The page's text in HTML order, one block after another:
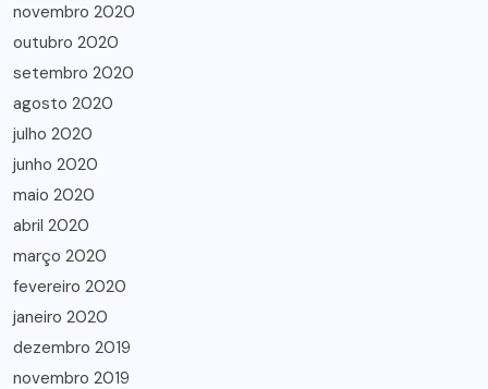
novembro 2020
outubro 2020
setembro 2020
agosto 2020
julho 2020
junho 2020
maio 2020
abril 2020
março 2020
fevereiro 2020
janeiro 2020
dezembro 2019
novembro 2019